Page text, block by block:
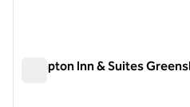
Hampton Inn & Suites